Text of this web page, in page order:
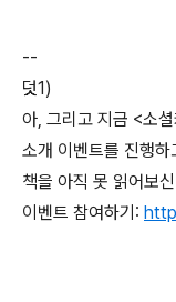
--
덧1)
아, 그리고 지금 <소
소개 이벤트를 진행
책을 아직 못 읽어보
이벤트 참여하기: